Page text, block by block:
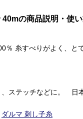
の商品説明・使
％ 糸すべりがよく、と
、ステッチなどに。 日
ダルマ 刺し子糸